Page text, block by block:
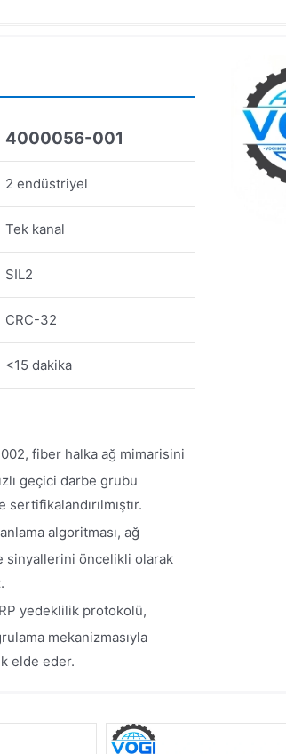
4000056-001
2 endüstriyel
Tek kanal
SIL2
CRC-32
<15 dakika
fiber halka ağ mimarisini
geçici darbe grubu
sertifikalandırılmıştır.
algoritması, ağ
sinyallerini öncelikli olarak
yedeklilik protokolü,
mekanizmasıyla
elde eder.